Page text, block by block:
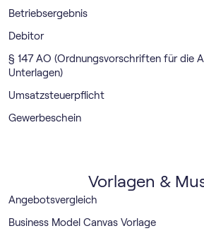
Betriebsergebnis
Debitor
§ 147 AO (Ordnungsvorschriften für die
Unterlagen)
Umsatzsteuerpflicht
Gewerbeschein
Vorlagen &
Angebotsvergleich
Business Model Canvas Vorlage